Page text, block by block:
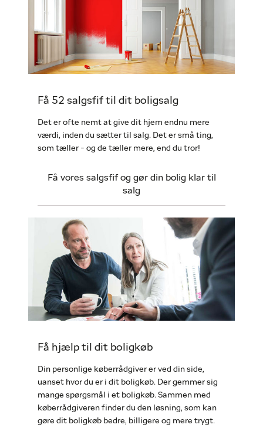
Få 52 salgsfif til dit boligsalg
Det er ofte nemt at give dit hjem endnu mere
værdi, inden du sætter til salg. Det er små ting,
som tæller - og de tæller mere, end du tror!
Få vores salgsfif og gør din bolig klar til
salg
Få hjælp til dit boligkøb
Din personlige køberrådgiver er ved din side,
uanset hvor du er i dit boligkøb. Der gemmer sig
mange spørgsmål i et boligkøb. Sammen med
køberrådgiveren finder du den løsning, som kan
gøre dit boligkøb bedre, billigere og mere trygt.